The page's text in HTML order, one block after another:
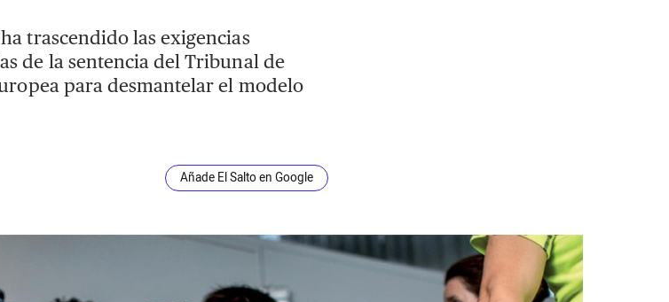
trascendido las exigencias
de la sentencia del Tribunal de
para desmantelar el modelo
Añade El Salto en Google